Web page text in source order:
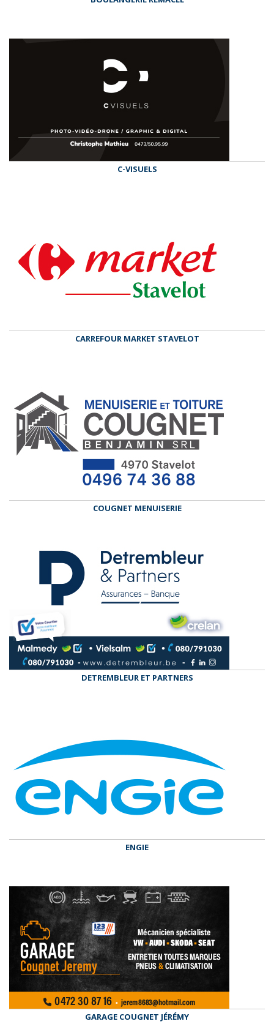
C-VISUELS
CARREFOUR MARKET STAVELOT
COUGNET MENUISERIE
DETREMBLEUR ET PARTNERS
ENGIE
GARAGE COUGNET JÉRÉMY